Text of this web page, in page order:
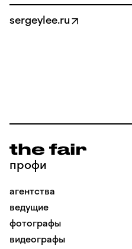
sergeylee.ru
профи
агентства
ведущие
фотографы
видеографы